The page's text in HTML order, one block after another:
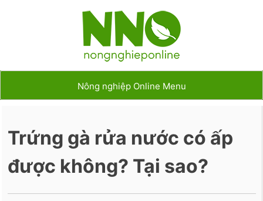
Nông nghiệp Online Menu
Trứng gà rửa nước có ấp
được không? Tại sao?